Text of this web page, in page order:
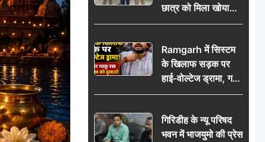
छात्र को मिला खोया
बैग, जरूरी दस्तावेज
पुलिस टीम का जताया
आभार
Ramgarh में सिस्टम
के खिलाफ सड़क पर
हाई-वोल्टेज ड्रामा, गर्दन
पर चाकू रख बोला- CM
वायरल
गिरिडीह के न्यू परिषद
भवन में भाजयुमो की प्रेस